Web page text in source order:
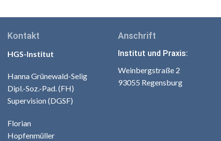
Kontakt
HGS-Institut
Hanna Grünewald-Selig
Dipl.-Soz.-Pad. (FH)
Supervision (DGSF)
Florian
Hopfenmüller
Anschrift
Institut und Praxis:
Weinbergstraße 2
93055 Regensburg